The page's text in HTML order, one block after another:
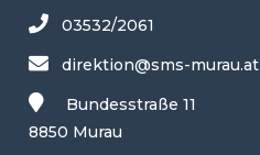
03532/2061
direktion@sms-murau.at
Bundesstraße 11
8850 Murau